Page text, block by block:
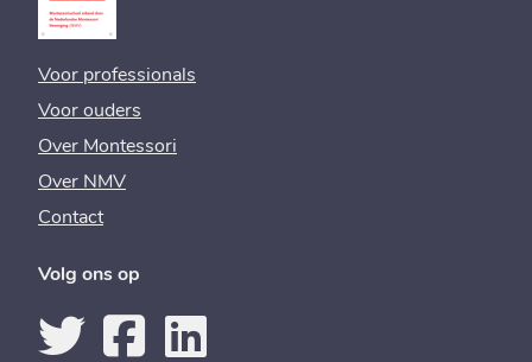
Voor professionals
Voor ouders
Over Montessori
Over NMV
Contact
Volg ons op